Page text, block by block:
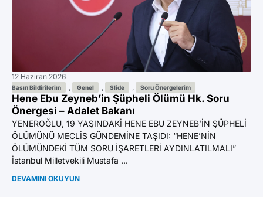
12 Haziran 2026
Basın Bildirilerim , Genel , Slide , Soru Önergelerim
Hene Ebu Zeyneb’in Şüpheli Ölümü Hk. Soru
Önergesi – Adalet Bakanı
YENEROĞLU, 19 YAŞINDAKİ HENE EBU ZEYNEB’İN ŞÜPHELİ
ÖLÜMÜNÜ MECLİS GÜNDEMİNE TAŞIDI: “HENE’NİN
ÖLÜMÜNDEKİ TÜM SORU İŞARETLERİ AYDINLATILMALI”
İstanbul Milletvekili Mustafa ...
DEVAMINI OKUYUN